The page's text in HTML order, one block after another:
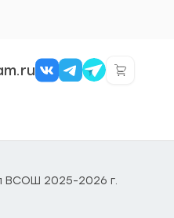
ВСОШ 2025-2026 г.